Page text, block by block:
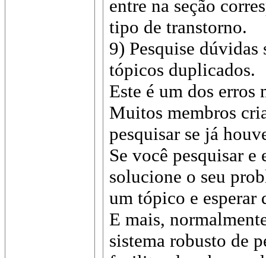
entre na seção
tipo de transtorno.
9) Pesquise dúvidas
tópicos duplicados.
Este é um dos erros
Muitos membros
pesquisar se já
Se você pesquisar
solucione o seu
um tópico e esperar
E mais,
sistema robusto de